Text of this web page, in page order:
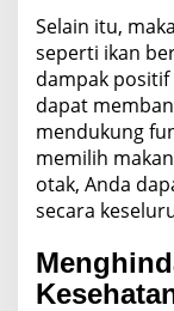
Selain itu,
seperti ikan
dampak positif
dapat
mendukung
memilih
otak, Anda
secara